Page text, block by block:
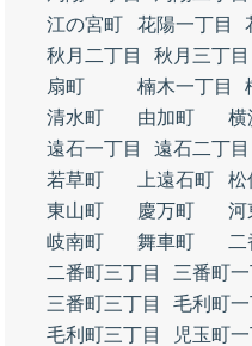
江の宮町
花陽一丁目
秋月二丁目
秋月三丁目
扇町
楠木一丁目
清水町
由加町 横
遠石一丁目
遠石二丁目
若草町
上遠石町 松
東山町
慶万町 河
岐南町
舞車町 二
二番町三丁目
三番町一
三番町三丁目
毛利町一
毛利町三丁目
児玉町一